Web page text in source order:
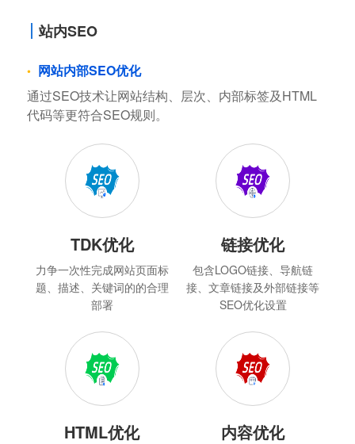
站内SEO
网站内部SEO优化
通过SEO技术让网站结构、层次、内部标签及HTML
代码等更符合SEO规则。
TDK优化
力争一次性完成网站页面标
题、描述、关键词的的合理
部署
链接优化
包含LOGO链接、导航链
接、文章链接及外部链接等
SEO优化设置
HTML优化 内容优化